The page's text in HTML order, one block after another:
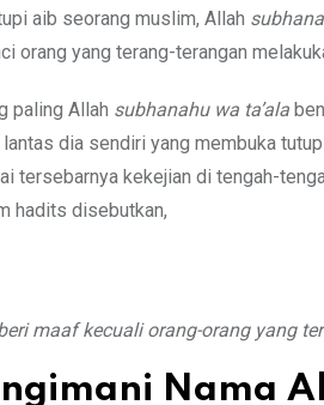
aib seorang muslim, Allah
orang yang terang-terangan
paling Allah subhanahu wa ta’ala
dia sendiri yang membuka
tersebarnya kekejian di tengah-
hadits disebutkan,
maaf kecuali orang-orang yang
Nama